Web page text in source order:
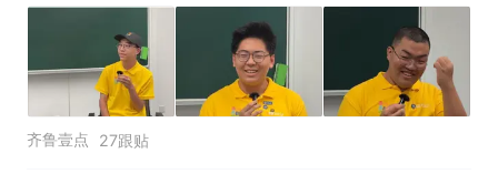
齐鲁壹点 27跟贴